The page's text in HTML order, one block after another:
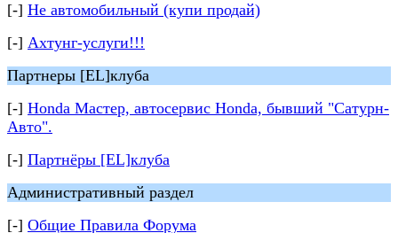
[-] Не автомобильный (купи продай)
[-] Ахтунг-услуги!!!
Партнеры [EL]клуба
[-] Honda Мастер, автосервис Honda, бывший "Сатурн-
Авто".
[-] Партнёры [EL]клуба
Административный раздел
[-] Общие Правила Форума